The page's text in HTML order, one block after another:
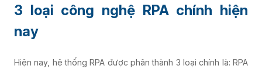
3 loại công nghệ RPA chính hiện
nay
Hiện nay, hệ thống RPA được phân thành 3 loại chính là: RPA